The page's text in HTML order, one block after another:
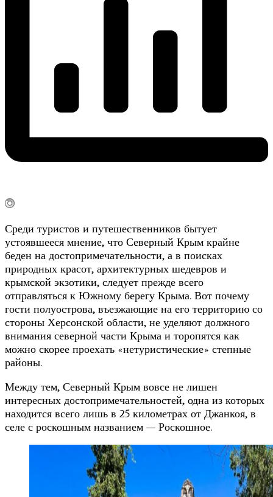
Среди туристов и путешественников бытует
устоявшееся мнение, что Северный Крым крайне
беден на достопримечательности, а в поисках
природных красот, архитектурных шедевров и
крымской экзотики, следует прежде всего
отправляться к Южному берегу Крыма. Вот почему
гости полуострова, въезжающие на его территорию со
стороны Херсонской области, не уделяют должного
внимания северной части Крыма и торопятся как
можно скорее проехать «нетуристические» степные
районы.
Между тем, Северный Крым вовсе не лишен
интересных достопримечательностей, одна из которых
находится всего лишь в 25 километрах от Джанкоя, в
селе с роскошным названием — Роскошное.